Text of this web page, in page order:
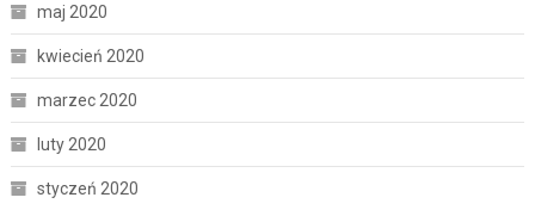
maj 2020
kwiecień 2020
marzec 2020
luty 2020
styczeń 2020